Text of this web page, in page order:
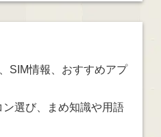
SIM情報、おすすめアプ
選び、まめ知識や用語